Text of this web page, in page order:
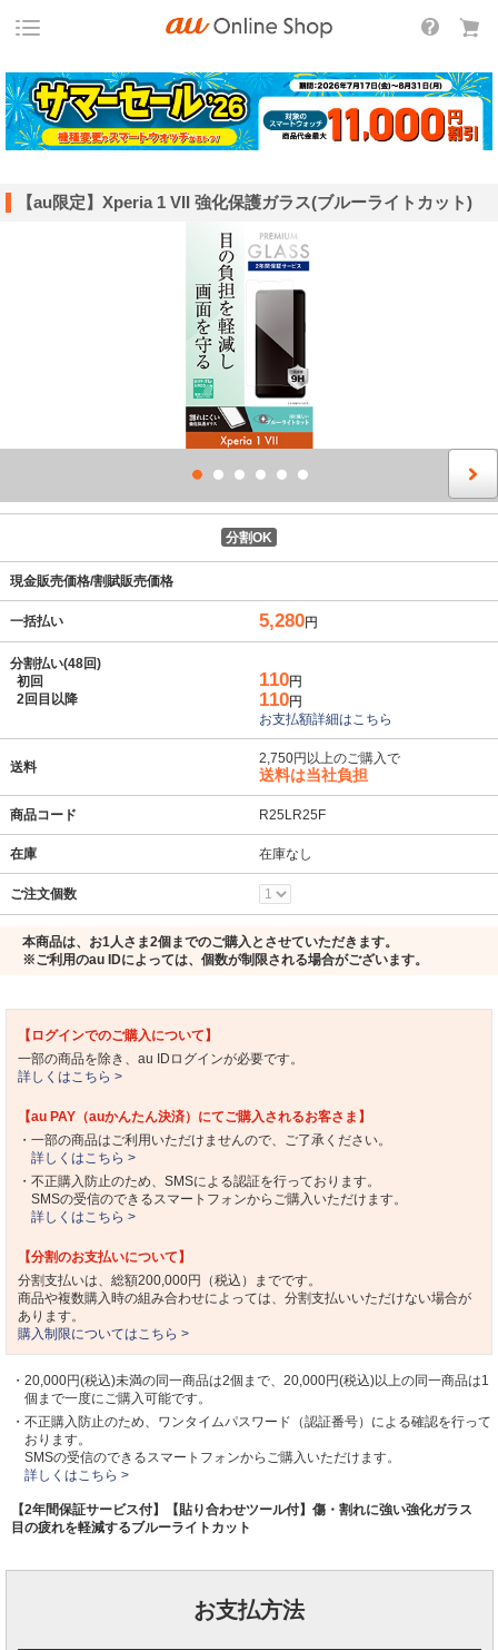
【au限定】Xperia 1 VII 強化保護ガラス(ブルーライトカット)
分割OK
現金販売価格/割賦販売価格
一括払い 5,280円
分割払い(48回)
初回
2回目以降
110円
110円
お支払額詳細はこちら
送料
2,750円以上のご購入で
送料は当社負担
商品コード R25LR25F
在庫 在庫なし
ご注文個数
本商品は、お1人さま2個までのご購入とさせていただきます。
※ご利用のau IDによっては、個数が制限される場合がございます。
【ログインでのご購入について】
一部の商品を除き、au IDログインが必要です。
詳しくはこちら >
【au PAY（auかんたん決済）にてご購入されるお客さま】
・一部の商品はご利用いただけませんので、ご了承ください。
詳しくはこちら >
・不正購入防止のため、SMSによる認証を行っております。
SMSの受信のできるスマートフォンからご購入いただけます。
詳しくはこちら >
【分割のお支払いについて】
分割支払いは、総額200,000円（税込）までです。
商品や複数購入時の組み合わせによっては、分割支払いいただけない場合が
あります。
購入制限についてはこちら >
・20,000円(税込)未満の同一商品は2個まで、20,000円(税込)以上の同一商品は1
個まで一度にご購入可能です。
・不正購入防止のため、ワンタイムパスワード（認証番号）による確認を行って
おります。
SMSの受信のできるスマートフォンからご購入いただけます。
詳しくはこちら >
【2年間保証サービス付】【貼り合わせツール付】傷・割れに強い強化ガラス
目の疲れを軽減するブルーライトカット
お支払方法